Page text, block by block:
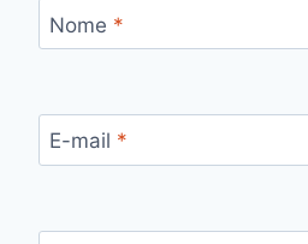
Nome *
E-mail *